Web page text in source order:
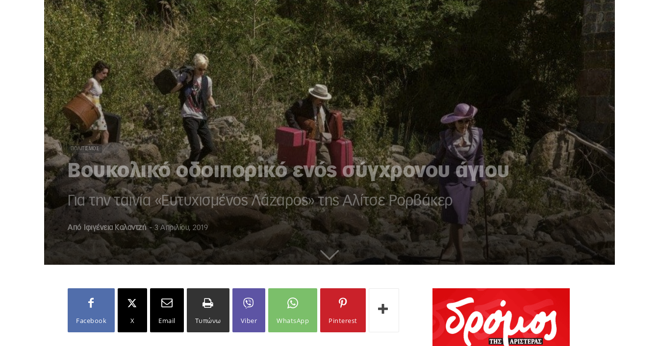
ΠΟΛΙΤΙΣΜΌΣ
Βουκολικό οδοιπορικό ενός σύγχρονου άγιου
Για την ταινία «Ευτυχισμένος Λάζαρος» της Αλίτσε Ρορβάκερ
Από Ιφιγένεια Καλαντζή - 3 Απριλίου, 2019
Facebook X Email Τυπώνω Viber WhatsApp Pinterest